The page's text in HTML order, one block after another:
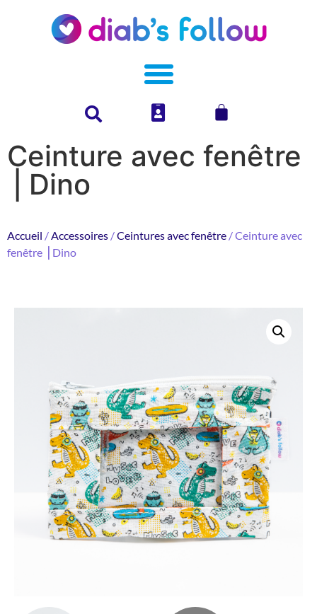
Ceinture avec fenêtre
⎥ Dino
Accueil /Accessoires /Ceintures avec fenêtre / Ceinture avec
fenêtre ⎥ Dino